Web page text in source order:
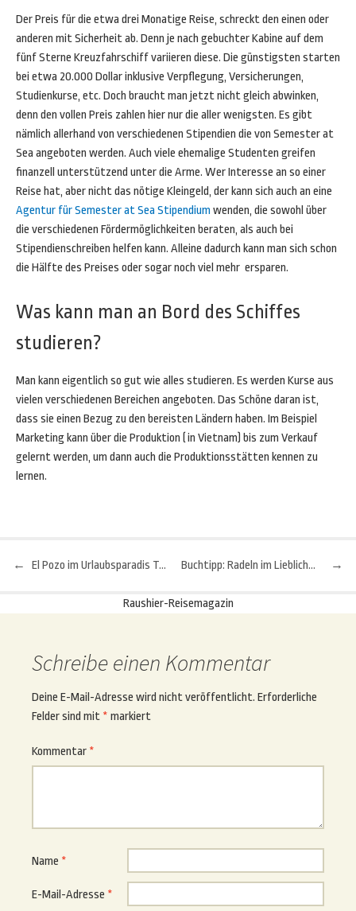
Der Preis für die etwa drei Monatige Reise, schreckt den einen oder
anderen mit Sicherheit ab. Denn je nach gebuchter Kabine auf dem
fünf Sterne Kreuzfahrschiff variieren diese. Die günstigsten starten
bei etwa 20.000 Dollar inklusive Verpflegung, Versicherungen,
Studienkurse, etc. Doch braucht man jetzt nicht gleich abwinken,
denn den vollen Preis zahlen hier nur die aller wenigsten. Es gibt
nämlich allerhand von verschiedenen Stipendien die von Semester at
Sea angeboten werden. Auch viele ehemalige Studenten greifen
finanzell unterstützend unter die Arme. Wer Interesse an so einer
Reise hat, aber nicht das nötige Kleingeld, der kann sich auch an eine
Agentur für Semester at Sea Stipendium wenden, die sowohl über
die verschiedenen Fördermöglichkeiten beraten, als auch bei
Stipendienschreiben helfen kann. Alleine dadurch kann man sich schon
die Hälfte des Preises oder sogar noch viel mehr ersparen.
Was kann man an Bord des Schiffes
studieren?
Man kann eigentlich so gut wie alles studieren. Es werden Kurse aus
vielen verschiedenen Bereichen angeboten. Das Schöne daran ist,
dass sie einen Bezug zu den bereisten Ländern haben. Im Beispiel
Marketing kann über die Produktion ( in Vietnam) bis zum Verkauf
gelernt werden, um dann auch die Produktionsstätten kennen zu
lernen.
Beitragsnavigation
← El Pozo im Urlaubsparadis Torremolinos →
Buchtipp: Radeln im Lieblichen Taubertal
Raushier-Reisemagazin
Schreibe einen Kommentar
Deine E-Mail-Adresse wird nicht veröffentlicht. Erforderliche
Felder sind mit * markiert
Kommentar *
Name *
E-Mail-Adresse *